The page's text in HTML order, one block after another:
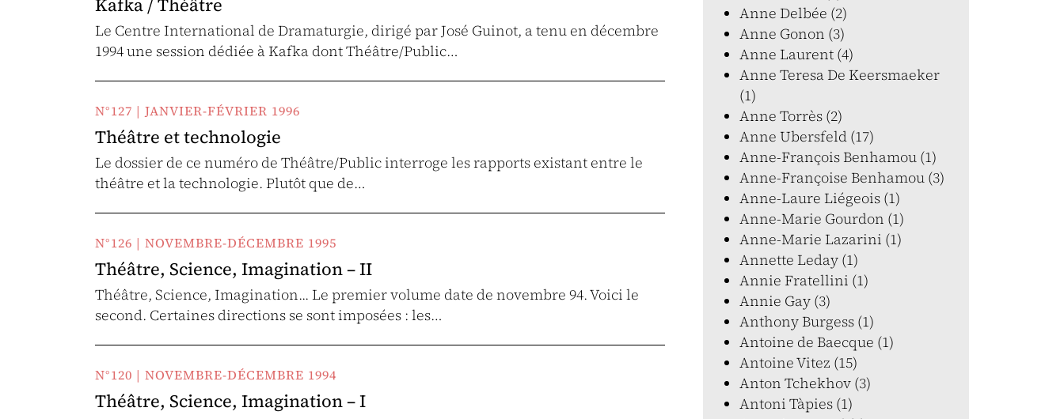
Kafka / Théâtre
Le Centre International de Dramaturgie, dirigé par José Guinot, a tenu en décembre
1994 une session dédiée à Kafka dont Théâtre/Public…
N°127 | JANVIER-FÉVRIER 1996
Théâtre et technologie
Le dossier de ce numéro de Théâtre/Public interroge les rapports existant entre le
théâtre et la technologie. Plutôt que de…
N°126 | NOVEMBRE-DÉCEMBRE 1995
Théâtre, Science, Imagination – II
Théâtre, Science, Imagination... Le premier volume date de novembre 94. Voici le
second. Certaines directions se sont imposées : les…
N°120 | NOVEMBRE-DÉCEMBRE 1994
Théâtre, Science, Imagination – I
Anne Delbée (2)
Anne Gonon (3)
Anne Laurent (4)
Anne Teresa De Keersmaeker
(1)
Anne Torrès (2)
Anne Ubersfeld (17)
Anne-François Benhamou (1)
Anne-Françoise Benhamou (3)
Anne-Laure Liégeois (1)
Anne-Marie Gourdon (1)
Anne-Marie Lazarini (1)
Annette Leday (1)
Annie Fratellini (1)
Annie Gay (3)
Anthony Burgess (1)
Antoine de Baecque (1)
Antoine Vitez (15)
Anton Tchekhov (3)
Antoni Tàpies (1)